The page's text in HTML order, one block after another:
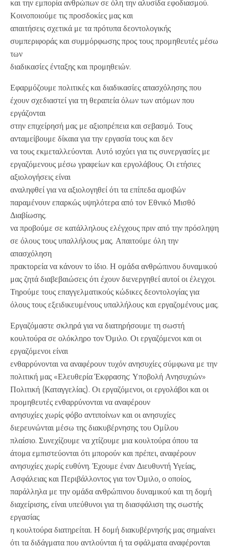
και την εμπορία ανθρώπων σε όλη την αλυσίδα εφοδιασμού.
Κοινοποιούμε τις προσδοκίες μας και
απαιτήσεις σχετικά με τα πρότυπα δεοντολογικής
συμπεριφοράς και συμμόρφωσης προς τους προμηθευτές μέσω
των
διαδικασίες ένταξης και προμηθειών.
Εφαρμόζουμε πολιτικές και διαδικασίες απασχόλησης που
έχουν σχεδιαστεί για τη θεραπεία όλων των ατόμων που
εργάζονται
στην επιχείρησή μας με αξιοπρέπεια και σεβασμό. Τους
ανταμείβουμε δίκαια για την εργασία τους και δεν
να τους εκμεταλλεύονται. Αυτό ισχύει για τις συνεργασίες με
εργαζόμενους μέσω γραφείων και εργολάβους. Οι ετήσιες
αξιολογήσεις είναι
αναληφθεί για να αξιολογηθεί ότι τα επίπεδα αμοιβών
παραμένουν επαρκώς υψηλότερα από τον Εθνικό Μισθό
Διαβίωσης.
να προβούμε σε κατάλληλους ελέγχους πριν από την πρόσληψη
σε όλους τους υπαλλήλους μας. Απαιτούμε όλη την
απασχόληση
πρακτορεία να κάνουν το ίδιο. Η ομάδα ανθρώπινου δυναμικού
μας ζητά διαβεβαιώσεις ότι έχουν διενεργηθεί αυτοί οι έλεγχοι.
Τηρούμε τους επαγγελματικούς κώδικες δεοντολογίας για
όλους τους εξειδικευμένους υπαλλήλους και εργαζομένους μας.
Εργαζόμαστε σκληρά για να διατηρήσουμε τη σωστή
κουλτούρα σε ολόκληρο τον Όμιλο. Οι εργαζόμενοι και οι
εργαζόμενοι είναι
ενθαρρύνονται να αναφέρουν τυχόν ανησυχίες σύμφωνα με την
πολιτική μας «Ελευθερία Έκφρασης: Υποβολή Ανησυχιών»
Πολιτική (Καταγγελίας). Οι εργαζόμενοι, οι εργολάβοι και οι
προμηθευτές ενθαρρύνονται να αναφέρουν
ανησυχίες χωρίς φόβο αντιποίνων και οι ανησυχίες
διερευνώνται μέσω της διακυβέρνησης του Ομίλου
πλαίσιο. Συνεχίζουμε να χτίζουμε μια κουλτούρα όπου τα
άτομα εμπιστεύονται ότι μπορούν και πρέπει, αναφέρουν
ανησυχίες χωρίς ευθύνη. Έχουμε έναν Διευθυντή Υγείας,
Ασφάλειας και Περιβάλλοντος για τον Όμιλο, ο οποίος,
παράλληλα με την ομάδα ανθρώπινου δυναμικού και τη δομή
διαχείρισης, είναι υπεύθυνοι για τη διασφάλιση της σωστής
εργασίας
η κουλτούρα διατηρείται. Η δομή διακυβέρνησής μας σημαίνει
ότι τα διδάγματα που αντλούνται ή τα σφάλματα αναφέρονται